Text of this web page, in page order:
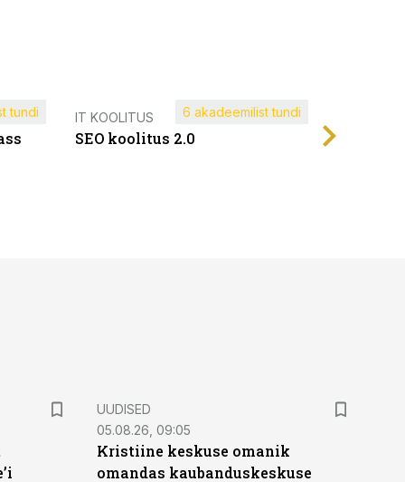
tundi IT KOOLITUS
SEO koolitus 2.0
6 akadeemilist tundi
UUDISED
05.08.26, 09:05
Kristiine keskuse omanik
omandas kaubanduskeskuse